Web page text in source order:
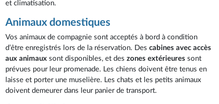
et climatisation.
Animaux domestiques
Vos animaux de compagnie sont acceptés à bord à condition
d’être enregistrés lors de la réservation. Descabines avec accès
aux animaux sont disponibles, et deszones extérieures sont
prévues pour leur promenade. Les chiens doivent être tenus en
laisse et porter une muselière. Les chats et les petits animaux
doivent demeurer dans leur panier de transport.